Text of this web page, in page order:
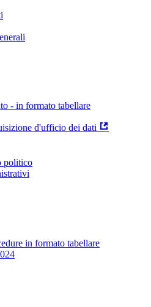
- in formato tabellare
d'ufficio dei dati
politico
in formato tabellare